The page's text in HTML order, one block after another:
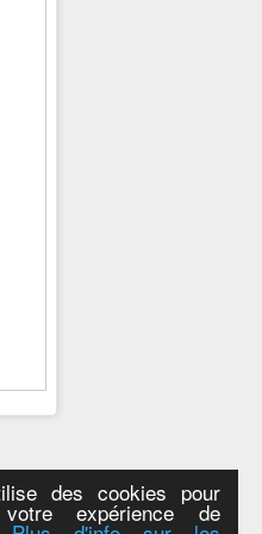
des cookies pour
expérience de